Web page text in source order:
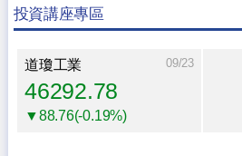
投資講座專區
道瓊工業 09/23
46292.78
▼88.76(-0.19%)